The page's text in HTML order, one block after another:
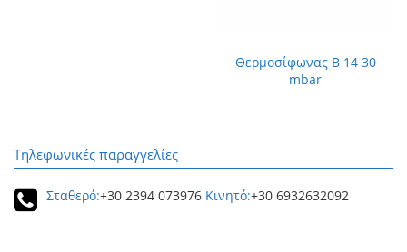
Θερμοσίφωνας Β 14 30
mbar
Τηλεφωνικές παραγγελίες
Σταθερό:+30 2394 073976 Κινητό:+30 6932632092